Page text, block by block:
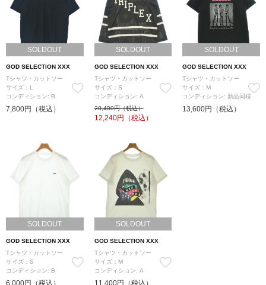
SOLDOUT
GOD SELECTION XXX
Tシャツ・カットソー
サイズ：L
コンディション: B
7,800円（税込）
SOLDOUT
GOD SELECTION XXX
Tシャツ・カットソー
サイズ：S
コンディション: A
20,400円（税込）
12,240円（税込）
SOLDOUT
GOD SELECTION XXX
Tシャツ・カットソー
サイズ：M
コンディション: 新品同様
13,600円（税込）
SOLDOUT
GOD SELECTION XXX
Tシャツ・カットソー
サイズ：S
コンディション: B
6,000円（税込）
SOLDOUT
GOD SELECTION XXX
Tシャツ・カットソー
サイズ：M
コンディション: A
11,400円（税込）